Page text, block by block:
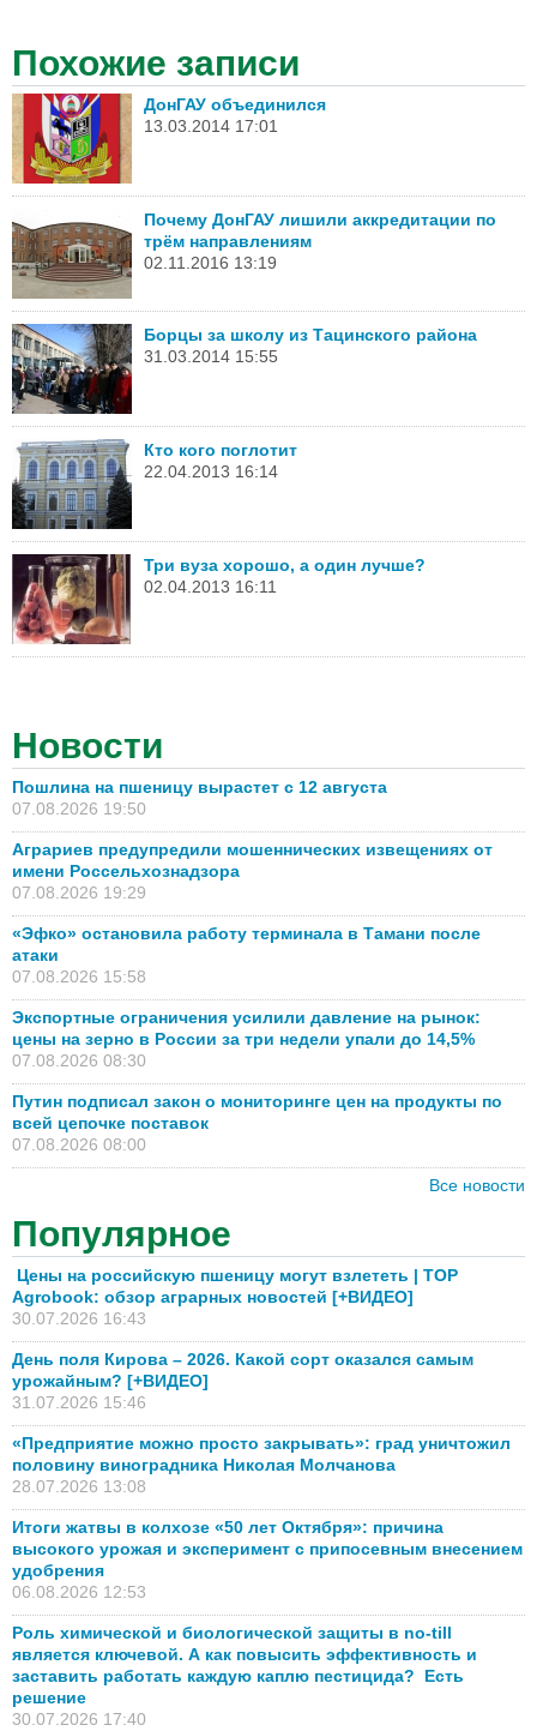
Похожие записи
ДонГАУ объединился
13.03.2014 17:01
Почему ДонГАУ лишили аккредитации по
трём направлениям
02.11.2016 13:19
Борцы за школу из Тацинского района
31.03.2014 15:55
Кто кого поглотит
22.04.2013 16:14
Три вуза хорошо, а один лучше?
02.04.2013 16:11
Новости
Пошлина на пшеницу вырастет с 12 августа
07.08.2026 19:50
Аграриев предупредили мошеннических извещениях от
имени Россельхознадзора
07.08.2026 19:29
«Эфко» остановила работу терминала в Тамани после
атаки
07.08.2026 15:58
Экспортные ограничения усилили давление на рынок:
цены на зерно в России за три недели упали до 14,5%
07.08.2026 08:30
Путин подписал закон о мониторинге цен на продукты по
всей цепочке поставок
07.08.2026 08:00
Все новости
Популярное
Цены на российскую пшеницу могут взлететь | TOP
Agrobook: обзор аграрных новостей [+ВИДЕО]
30.07.2026 16:43
День поля Кирова – 2026. Какой сорт оказался самым
урожайным? [+ВИДЕО]
31.07.2026 15:46
«Предприятие можно просто закрывать»: град уничтожил
половину виноградника Николая Молчанова
28.07.2026 13:08
Итоги жатвы в колхозе «50 лет Октября»: причина
высокого урожая и эксперимент с припосевным внесением
удобрения
06.08.2026 12:53
Роль химической и биологической защиты в no-till
является ключевой. А как повысить эффективность и
заставить работать каждую каплю пестицида? Есть
решение
30.07.2026 17:40